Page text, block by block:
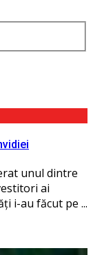
unul dintre
ai
i-au făcut pe ...